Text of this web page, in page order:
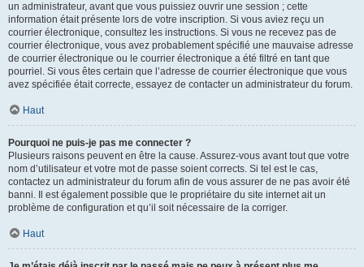
un administrateur, avant que vous puissiez ouvrir une session ; cette
information était présente lors de votre inscription. Si vous aviez reçu un
courrier électronique, consultez les instructions. Si vous ne recevez pas de
courrier électronique, vous avez probablement spécifié une mauvaise adresse
de courrier électronique ou le courrier électronique a été filtré en tant que
pourriel. Si vous êtes certain que l’adresse de courrier électronique que vous
avez spécifiée était correcte, essayez de contacter un administrateur du forum.
Haut
Pourquoi ne puis-je pas me connecter ?
Plusieurs raisons peuvent en être la cause. Assurez-vous avant tout que votre
nom d’utilisateur et votre mot de passe soient corrects. Si tel est le cas,
contactez un administrateur du forum afin de vous assurer de ne pas avoir été
banni. Il est également possible que le propriétaire du site internet ait un
problème de configuration et qu’il soit nécessaire de la corriger.
Haut